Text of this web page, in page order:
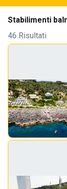
Stabilimenti
46 Risultati